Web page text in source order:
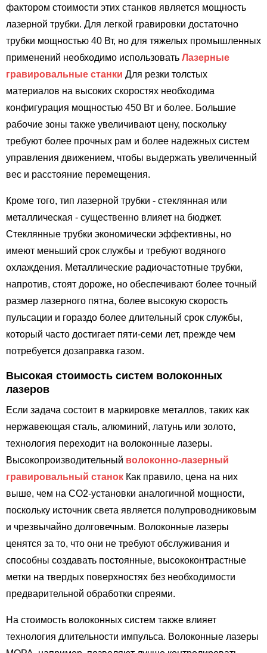
фактором стоимости этих станков является мощность
лазерной трубки. Для легкой гравировки достаточно
трубки мощностью 40 Вт, но для тяжелых промышленных
применений необходимо использовать Лазерные
гравировальные станки Для резки толстых
материалов на высоких скоростях необходима
конфигурация мощностью 450 Вт и более. Большие
рабочие зоны также увеличивают цену, поскольку
требуют более прочных рам и более надежных систем
управления движением, чтобы выдержать увеличенный
вес и расстояние перемещения.
Кроме того, тип лазерной трубки - стеклянная или
металлическая - существенно влияет на бюджет.
Стеклянные трубки экономически эффективны, но
имеют меньший срок службы и требуют водяного
охлаждения. Металлические радиочастотные трубки,
напротив, стоят дороже, но обеспечивают более точный
размер лазерного пятна, более высокую скорость
пульсации и гораздо более длительный срок службы,
который часто достигает пяти-семи лет, прежде чем
потребуется дозаправка газом.
Высокая стоимость систем волоконных
лазеров
Если задача состоит в маркировке металлов, таких как
нержавеющая сталь, алюминий, латунь или золото,
технология переходит на волоконные лазеры.
Высокопроизводительный волоконно-лазерный
гравировальный станок Как правило, цена на них
выше, чем на CO2-установки аналогичной мощности,
поскольку источник света является полупроводниковым
и чрезвычайно долговечным. Волоконные лазеры
ценятся за то, что они не требуют обслуживания и
способны создавать постоянные, высококонтрастные
метки на твердых поверхностях без необходимости
предварительной обработки спреями.
На стоимость волоконных систем также влияет
технология длительности импульса. Волоконные лазеры